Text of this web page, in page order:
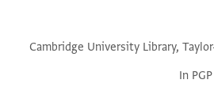
Cambridge University Library,
In